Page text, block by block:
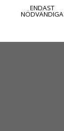
ENDAST
NÖDVÄNDIGA